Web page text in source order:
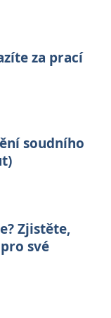
za prací
soudního
Zjistěte,
své